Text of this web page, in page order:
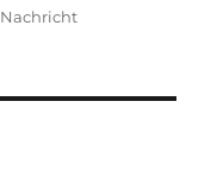
Categories
Nachricht